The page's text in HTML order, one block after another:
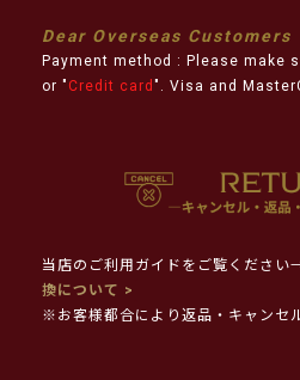
Dear Overseas Customers
Payment method : Please make
or " Credit card ". Visa and
当店のご利用ガイドをご覧ください
換について >
※お客様都合により返品・キャンセ